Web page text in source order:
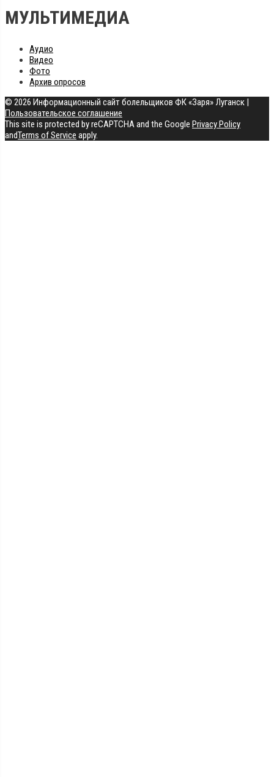
МУЛЬТИМЕДИА
Аудио
Видео
Фото
Архив опросов
© 2026 Информационный сайт болельщиков ФК «Заря» Луганск |
Пользовательское соглашение
This site is protected by reCAPTCHA and the Google Privacy Policy
andTerms of Service apply.